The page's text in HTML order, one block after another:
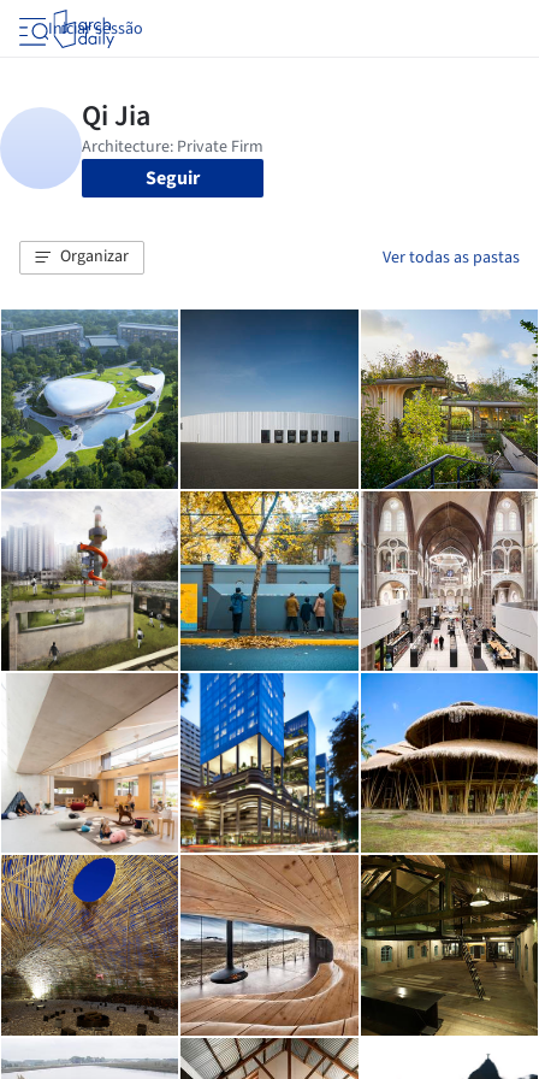
Iniciar sessão
Seguir
Organizar Ver todas as pastas